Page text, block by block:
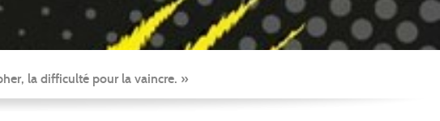
la difficulté pour la vaincre. »